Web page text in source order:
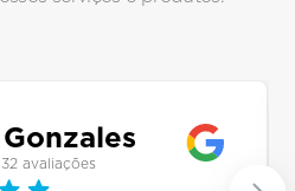
32 avaliações